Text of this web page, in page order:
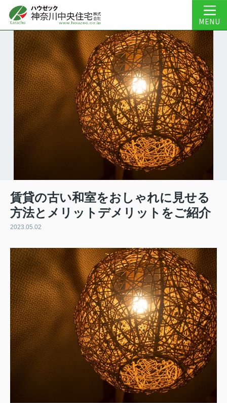
MENU
賃貸の古い和室をおしゃれに見せる
方法とメリットデメリットをご紹介
2023.05.02